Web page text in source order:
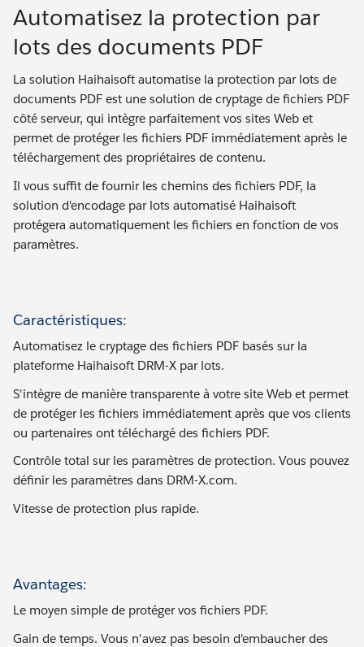
Automatisez la protection par
lots des documents PDF
La solution Haihaisoft automatise la protection par lots de
documents PDF est une solution de cryptage de fichiers PDF
côté serveur, qui intègre parfaitement vos sites Web et
permet de protéger les fichiers PDF immédiatement après le
téléchargement des propriétaires de contenu.
Il vous suffit de fournir les chemins des fichiers PDF, la
solution d'encodage par lots automatisé Haihaisoft
protégera automatiquement les fichiers en fonction de vos
paramètres.
Caractéristiques:
Automatisez le cryptage des fichiers PDF basés sur la
plateforme Haihaisoft DRM-X par lots.
S'intègre de manière transparente à votre site Web et permet
de protéger les fichiers immédiatement après que vos clients
ou partenaires ont téléchargé des fichiers PDF.
Contrôle total sur les paramètres de protection. Vous pouvez
définir les paramètres dans DRM-X.com.
Vitesse de protection plus rapide.
Avantages:
Le moyen simple de protéger vos fichiers PDF.
Gain de temps. Vous n'avez pas besoin d'embaucher des